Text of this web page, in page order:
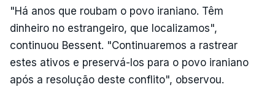
"Há anos que roubam o povo iraniano. Têm
dinheiro no estrangeiro, que localizamos",
continuou Bessent. "Continuaremos a rastrear
estes ativos e preservá-los para o povo iraniano
após a resolução deste conflito", observou.